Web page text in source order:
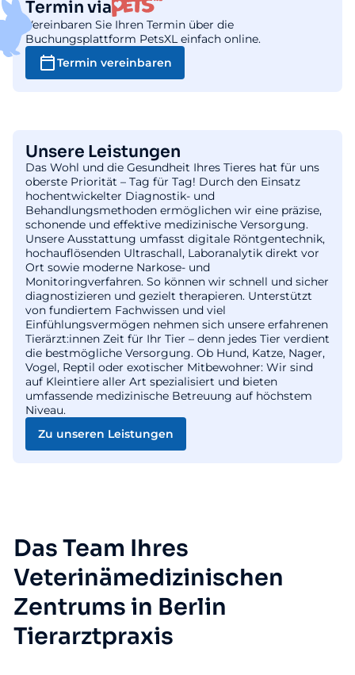
Termin via
Vereinbaren Sie Ihren Termin über die
Buchungsplattform PetsXL einfach online.
Termin vereinbaren
Unsere Leistungen
Das Wohl und die Gesundheit Ihres Tieres hat für uns
oberste Priorität – Tag für Tag! Durch den Einsatz
hochentwickelter Diagnostik- und
Behandlungsmethoden ermöglichen wir eine präzise,
schonende und effektive medizinische Versorgung.
Unsere Ausstattung umfasst digitale Röntgentechnik,
hochauflösenden Ultraschall, Laboranalytik direkt vor
Ort sowie moderne Narkose- und
Monitoringverfahren. So können wir schnell und sicher
diagnostizieren und gezielt therapieren. Unterstützt
von fundiertem Fachwissen und viel
Einfühlungsvermögen nehmen sich unsere erfahrenen
Tierärzt:innen Zeit für Ihr Tier – denn jedes Tier verdient
die bestmögliche Versorgung. Ob Hund, Katze, Nager,
Vogel, Reptil oder exotischer Mitbewohner: Wir sind
auf Kleintiere aller Art spezialisiert und bieten
umfassende medizinische Betreuung auf höchstem
Niveau.
Zu unseren Leistungen
Das Team Ihres
Veterinämedizinischen
Zentrums in Berlin
Tierarztpraxis